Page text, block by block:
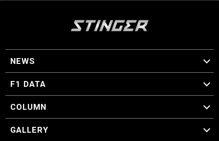
NEWS
F1 ニュース
F1 DATA
F1 日程
F1 データ
COLUMN
マイ・ワンダフル・サーキット
スクーデリア・一方通行
F1に燃え、ゴルフに泣く日々。
スティングくんの部屋
GALLERY